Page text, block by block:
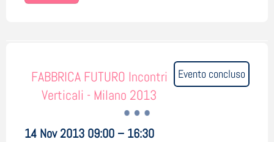
Evento concluso
FABBRICA FUTURO Incontri
Verticali - Milano 2013
14 Nov 2013 09:00 – 16:30